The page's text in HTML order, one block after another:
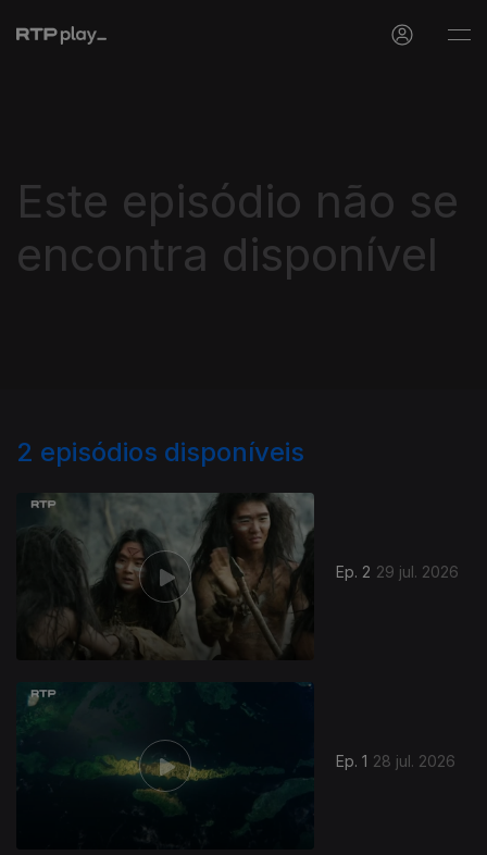
Este episódio não se
encontra disponível
2 episódios disponíveis
Ep. 2 29 jul. 2026
Ep. 1 28 jul. 2026
945242